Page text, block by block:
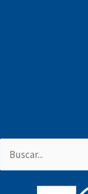
Buscar
por: